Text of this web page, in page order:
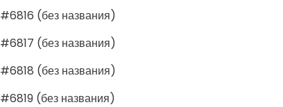
#6816 (без названия)
#6817 (без названия)
#6818 (без названия)
#6819 (без названия)